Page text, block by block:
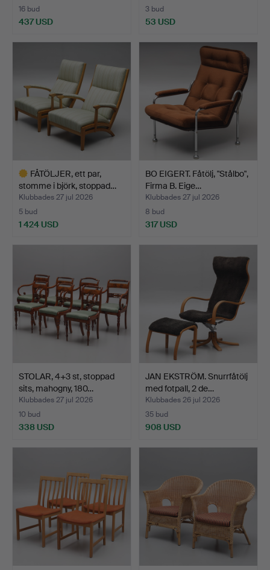
16 bud
437 USD
3 bud
53 USD
FÅTÖLJER, ett par,
stomme i björk, stoppad…
Klubbades 27 jul 2026
5 bud
1 424 USD
BO EIGERT. Fåtölj, "Stålbo",
Firma B. Eige…
Klubbades 27 jul 2026
8 bud
317 USD
STOLAR, 4+3 st, stoppad
sits, mahogny, 180…
Klubbades 27 jul 2026
10 bud
338 USD
JAN EKSTRÖM. Snurrfåtölj
med fotpall, 2 de…
Klubbades 26 jul 2026
35 bud
908 USD